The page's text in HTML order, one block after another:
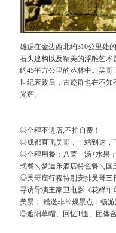
雄踞在金边西北约310公里处
石头建构以及精美的浮雕艺术
约45平方公里的丛林中。吴
世纪衰败后，古迹群也在不知
光辉。
◎全程不进店,不推自费！
◎成都直飞吴哥，一站到达，
◎全程用餐：八菜一汤+水果
式餐＼梦迪乐酒店特色餐＼
◎吴哥窟行程特别安排吴哥三
寻访导演王家卫电影《花样
美景； 赠送非常规景点：畅
◎遮阳草帽、回忆T恤、团体